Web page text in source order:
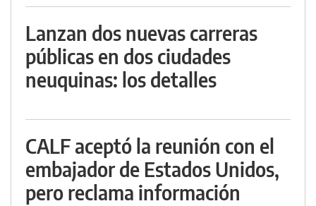
Lanzan dos nuevas carreras
públicas en dos ciudades
neuquinas: los detalles
CALF aceptó la reunión con el
embajador de Estados Unidos,
pero reclama información